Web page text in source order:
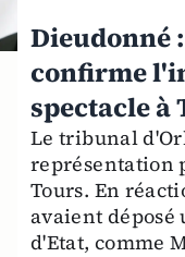
Dieudonné
confirme
spectacle à
Le tribunal
représentation
Tours. En
avaient
d'Etat, comme